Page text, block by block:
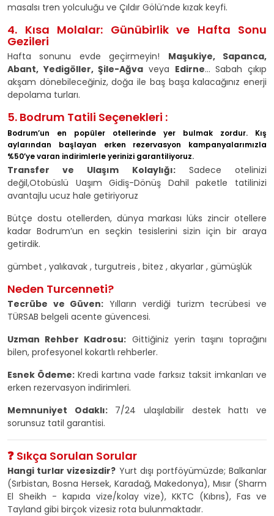
masalsı tren yolculuğu ve Çıldır Gölü’nde kızak keyfi.
4. Kısa Molalar: Günübirlik ve Hafta Sonu
Gezileri
Hafta sonunu evde geçirmeyin! Maşukiye, Sapanca,
Abant, Yedigöller, Şile-Ağva veya Edirne... Sabah çıkıp
akşam dönebileceğiniz, doğa ile baş başa kalacağınız enerji
depolama turları.
5. Bodrum Tatili Seçenekleri :
Bodrum’un en popüler otellerinde yer bulmak zordur. Kış
aylarından başlayan erken rezervasyon kampanyalarımızla
%50’ye varan indirimlerle yerinizi garantiliyoruz.
Transfer ve Ulaşım Kolaylığı:Sadece otelinizi
değil,Otobüslü Uaşım Gidiş-Dönüş Dahil paketle tatilinizi
avantajlu ucuz hale getiriyoruz
Bütçe dostu otellerden, dünya markası lüks zincir otellere
kadar Bodrum’un en seçkin tesislerini sizin için bir araya
getirdik.
gümbet , yalıkavak , turgutreis , bitez , akyarlar , gümüşlük
Neden Turcenneti?
Tecrübe ve Güven: Yılların verdiği turizm tecrübesi ve
TÜRSAB belgeli acente güvencesi.
Uzman Rehber Kadrosu: Gittiğiniz yerin taşını toprağını
bilen, profesyonel kokartlı rehberler.
Esnek Ödeme: Kredi kartına vade farksız taksit imkanları ve
erken rezervasyon indirimleri.
Memnuniyet Odaklı:7/24 ulaşılabilir destek hattı ve
sorunsuz tatil garantisi.
❓ Sıkça Sorulan Sorular
Hangi turlar vizesizdir? Yurt dışı portföyümüzde; Balkanlar
(Sırbistan, Bosna Hersek, Karadağ, Makedonya), Mısır (Sharm
El Sheikh - kapıda vize/kolay vize), KKTC (Kıbrıs), Fas ve
Tayland gibi birçok vizesiz rota bulunmaktadır.